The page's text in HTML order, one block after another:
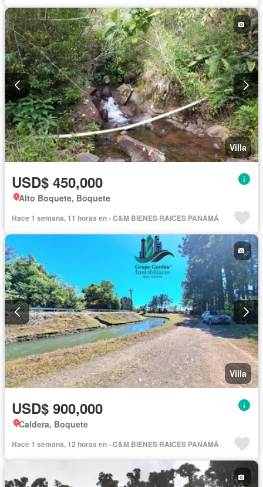
Villa
USD$ 450,000
Alto Boquete, Boquete
Hace 1 semana, 11 horas en - C&M BIENES RAICES PANAMÁ
Villa
USD$ 900,000
Caldera, Boquete
Hace 1 semana, 12 horas en - C&M BIENES RAICES PANAMÁ